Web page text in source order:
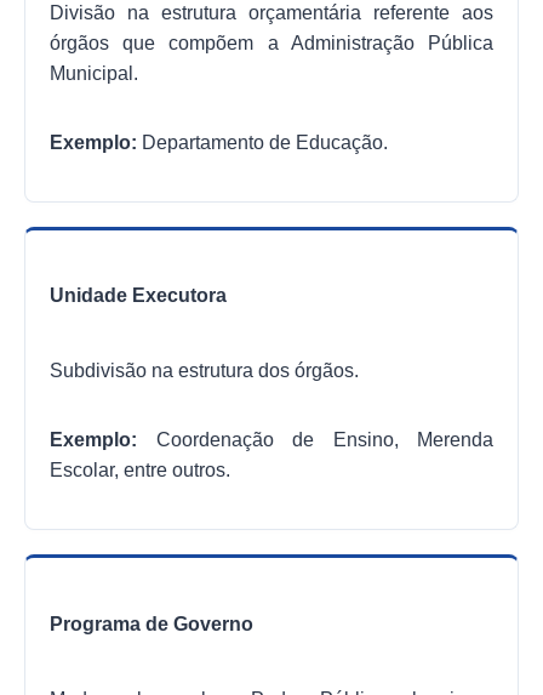
Divisão na estrutura orçamentária referente aos
órgãos que compõem a Administração Pública
Municipal.
Exemplo: Departamento de Educação.
Unidade Executora
Subdivisão na estrutura dos órgãos.
Exemplo: Coordenação de Ensino, Merenda
Escolar, entre outros.
Programa de Governo